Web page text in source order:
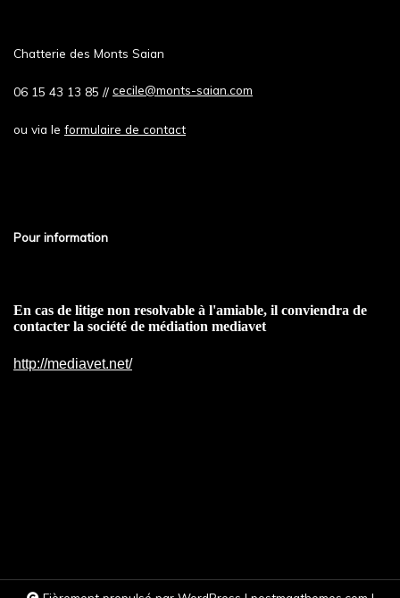
Chatterie des Monts Saian
06 15 43 13 85 // cecile@monts-saian.com
ou via le formulaire de contact
Pour information
En cas de litige non resolvable à l'amiable, il conviendra de
contacter la société de médiation mediavet
http://mediavet.net/